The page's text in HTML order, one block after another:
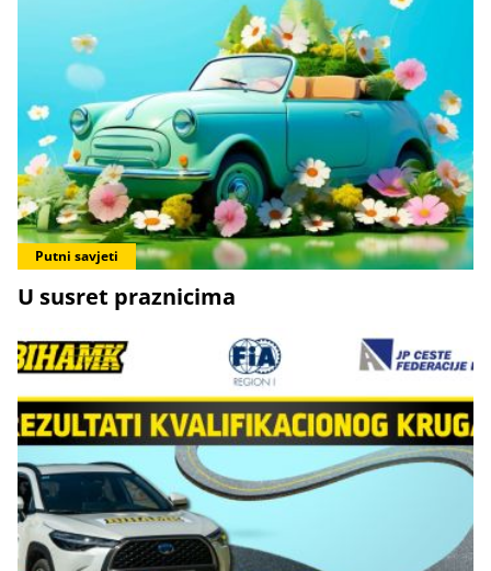
Putni savjeti
U susret praznicima